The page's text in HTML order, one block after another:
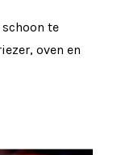
te
oven en